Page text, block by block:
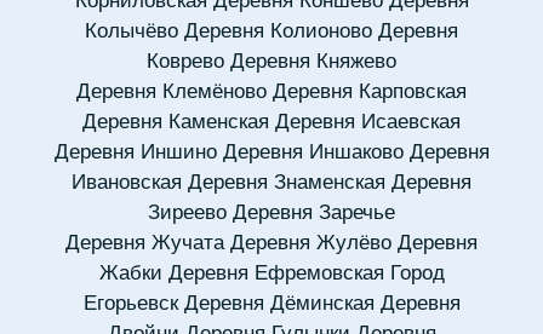
Колычёво Деревня Колионово Деревня
Коврево Деревня Княжево
Деревня Клемёново Деревня Карповская
Деревня Каменская Деревня Исаевская
Деревня Иншино Деревня Иншаково Деревня
Ивановская Деревня Знаменская Деревня
Зиреево Деревня Заречье
Деревня Жучата Деревня Жулёво Деревня
Жабки Деревня Ефремовская Город
Егорьевск Деревня Дёминская Деревня